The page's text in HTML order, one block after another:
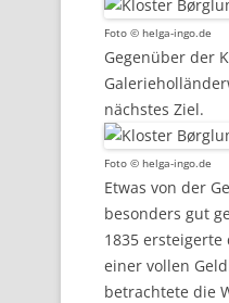
Foto © helga-ingo.de
Gegenüber der
nächstes Ziel.
Foto © helga-ingo.de
Etwas von der
besonders gut
1835
einer vollen
betrachtete die